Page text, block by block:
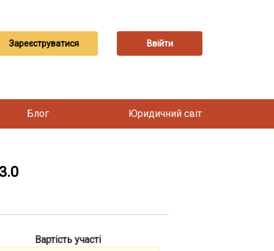
Зареєструватися Ввійти
Блог Юридичний світ
Вартість участі